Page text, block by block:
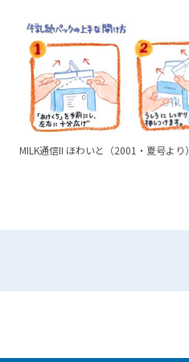
MILK通信II ほわいと（2001・夏号より）